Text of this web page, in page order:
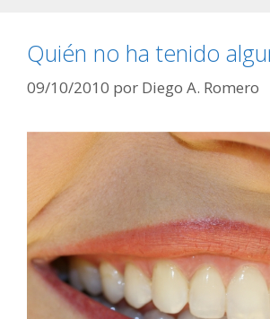
Quién no ha tenido
09/10/2010 por Diego A. Romero